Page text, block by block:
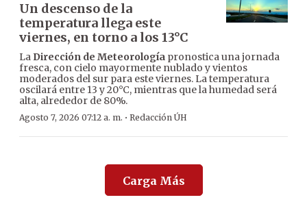
Un descenso de la
temperatura llega este
viernes, en torno a los 13°C
La Dirección de Meteorología pronostica una jornada
fresca, con cielo mayormente nublado y vientos
moderados del sur para este viernes. La temperatura
oscilará entre 13 y 20°C, mientras que la humedad será
alta, alrededor de 80%.
Agosto 7, 2026 07:12 a. m. · Redacción ÚH
Carga Más